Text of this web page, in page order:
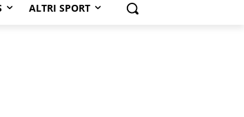
ALTRI SPORT